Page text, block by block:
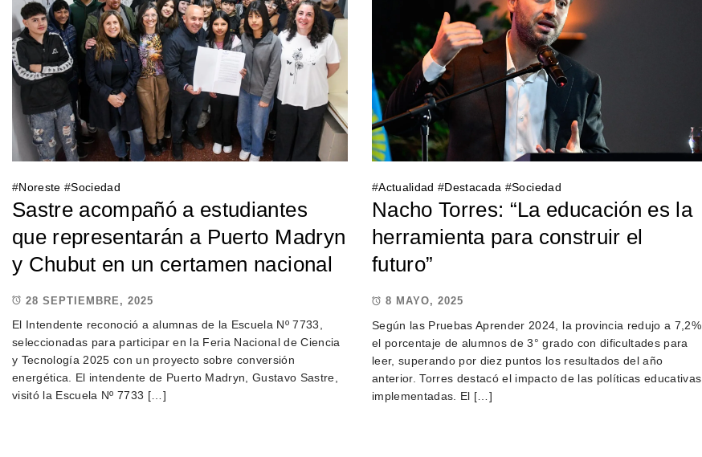
#Noreste #Sociedad
Sastre acompañó a estudiantes
que representarán a Puerto Madryn
y Chubut en un certamen nacional
28 SEPTIEMBRE, 2025
El Intendente reconoció a alumnas de la Escuela Nº 7733,
seleccionadas para participar en la Feria Nacional de Ciencia
y Tecnología 2025 con un proyecto sobre conversión
energética. El intendente de Puerto Madryn, Gustavo Sastre,
visitó la Escuela Nº 7733 […]
#Actualidad #Destacada #Sociedad
Nacho Torres: “La educación es la
herramienta para construir el
futuro”
8 MAYO, 2025
Según las Pruebas Aprender 2024, la provincia redujo a 7,2%
el porcentaje de alumnos de 3° grado con dificultades para
leer, superando por diez puntos los resultados del año
anterior. Torres destacó el impacto de las políticas educativas
implementadas. El […]